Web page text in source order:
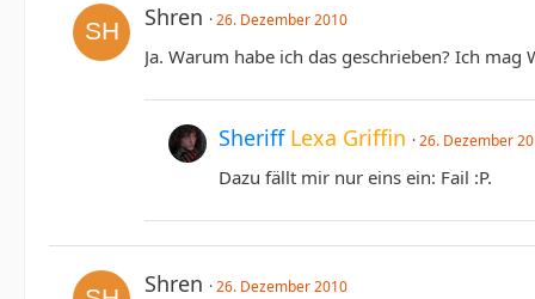
Shren 26. Dezember 2010
Ja. Warum habe ich das geschrieben? Ich mag
Sheriff Lexa Griffin 26. Dezember
Dazu fällt mir nur eins ein: Fail :P.
Shren 26. Dezember 2010